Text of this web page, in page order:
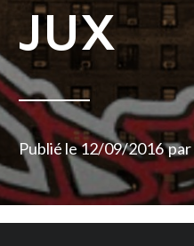
JUX
Publié le12/09/2016 par